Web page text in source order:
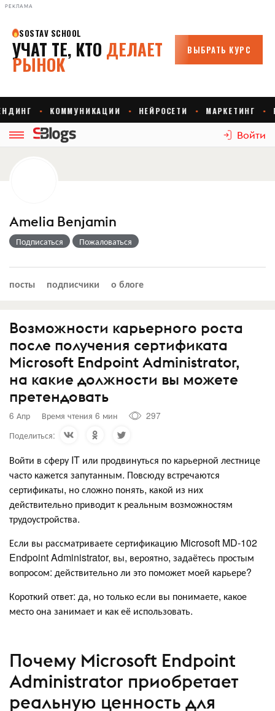
РЕКЛАМА
Войти
Amelia Benjamin
Подписаться Пожаловаться
посты подписчики о блоге
Возможности карьерного роста
после получения сертификата
Microsoft Endpoint Administrator,
на какие должности вы можете
претендовать
6 Апр Время чтения 6 мин
297
Поделиться:
Войти в сферу IT или продвинуться по карьерной лестнице
часто кажется запутанным. Повсюду встречаются
сертификаты, но сложно понять, какой из них
действительно приводит к реальным возможностям
трудоустройства.
Если вы рассматриваете сертификацию Microsoft MD-102
Endpoint Administrator, вы, вероятно, задаётесь простым
вопросом: действительно ли это поможет моей карьере?
Короткий ответ: да, но только если вы понимаете, какое
место она занимает и как её использовать.
Почему Microsoft Endpoint
Administrator приобретает
реальную ценность для